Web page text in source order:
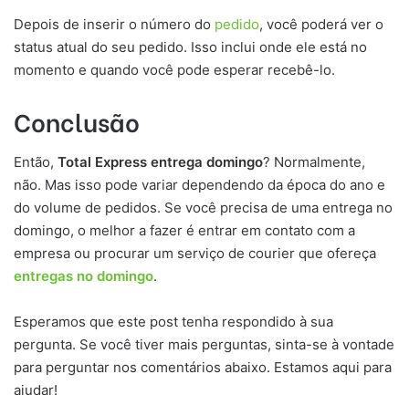
Depois de inserir o número do pedido, você poderá ver o
status atual do seu pedido. Isso inclui onde ele está no
momento e quando você pode esperar recebê-lo.
Conclusão
Então, Total Express entrega domingo? Normalmente,
não. Mas isso pode variar dependendo da época do ano e
do volume de pedidos. Se você precisa de uma entrega no
domingo, o melhor a fazer é entrar em contato com a
empresa ou procurar um serviço de courier que ofereça
entregas no domingo.
Esperamos que este post tenha respondido à sua
pergunta. Se você tiver mais perguntas, sinta-se à vontade
para perguntar nos comentários abaixo. Estamos aqui para
ajudar!